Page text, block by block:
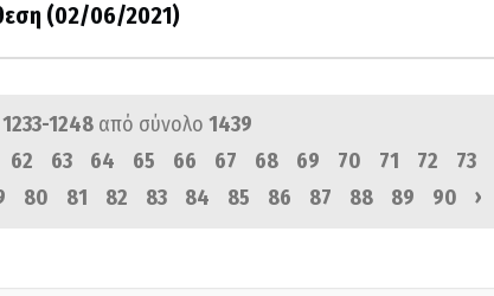
(02/06/2021)
1233-1248 από σύνολο 1439
62 63 64 65 66 67 68 69 70 71 72 73
80 81 82 83 84 85 86 87 88 89 90 ›